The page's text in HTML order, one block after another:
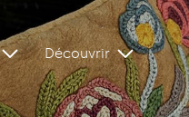
Découvrir